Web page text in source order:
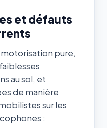
et défauts
pure,
au sol, et
de manière
sur les
: